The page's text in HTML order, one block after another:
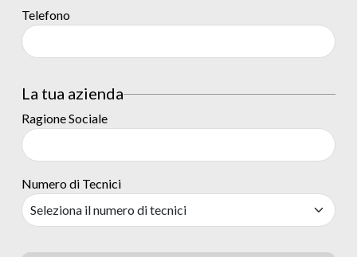
Telefono
La tua azienda
Ragione Sociale
Numero di Tecnici